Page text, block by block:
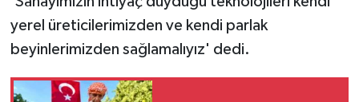
yerel üreticilerimizden ve kendi parlak
beyinlerimizden sağlamalıyız' dedi.